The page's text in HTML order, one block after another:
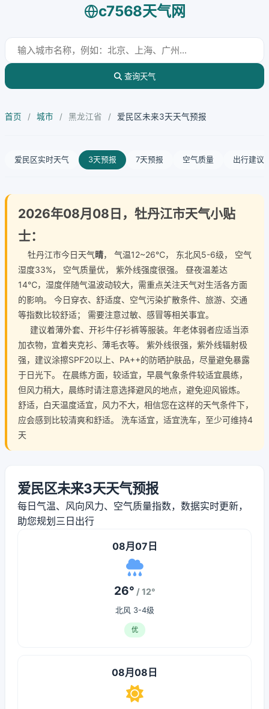
c7568天气网
查询天气
首页 / 城市 / 黑龙江省 / 爱民区未来3天天气预报
爱民区实时天气 3天预报 7天预报 空气质量 出行建议
2026年08月08日，牡丹江市天气小贴
士：
牡丹江市今日天气晴， 气温12~26℃， 东北风5-6级， 空气
湿度33%， 空气质量优， 紫外线强度很强。 昼夜温差达
14℃，湿度伴随气温波动较大，需重点关注天气对生活各方面
的影响。 今日穿衣、舒适度、空气污染扩散条件、旅游、交通
等指数比较舒适； 需要注意过敏、感冒等相关事宜。
建议着薄外套、开衫牛仔衫裤等服装。年老体弱者应适当添
加衣物，宜着夹克衫、薄毛衣等。 紫外线很强，紫外线辐射极
强，建议涂擦SPF20以上、PA++的防晒护肤品，尽量避免暴露
于日光下。 在晨练方面，较适宜，早晨气象条件较适宜晨练，
但风力稍大，晨练时请注意选择避风的地点，避免迎风锻炼。
舒适，白天温度适宜，风力不大，相信您在这样的天气条件下，
应会感到比较清爽和舒适。 洗车适宜，适宜洗车，至少可维持4
天
爱民区未来3天天气预报
每日气温、风向风力、空气质量指数，数据实时更新，
助您规划三日出行
08月07日
26° / 12°
北风 3-4级
优
08月08日